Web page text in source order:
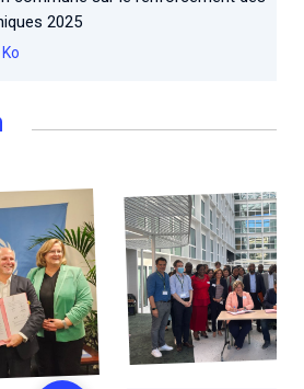
2025